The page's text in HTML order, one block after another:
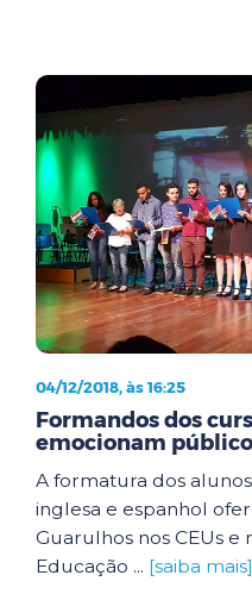
04/12/2018, às 16:25
Formandos dos
emocionam
A formatura dos
inglesa e espanhol
Guarulhos nos CEUs
Educação ... [saiba mais]